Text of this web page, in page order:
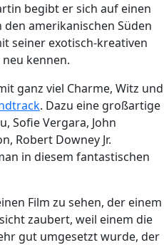
begibt er sich auf einen
amerikanischen Süden
seiner exotisch-kreativen
kennen.
ganz viel Charme, Witz und
. Dazu eine großartige
Sofie Vergara, John
Robert Downey Jr.
in diesem fantastischen
Film zu sehen, der einem
zaubert, weil einem die
gut umgesetzt wurde, der